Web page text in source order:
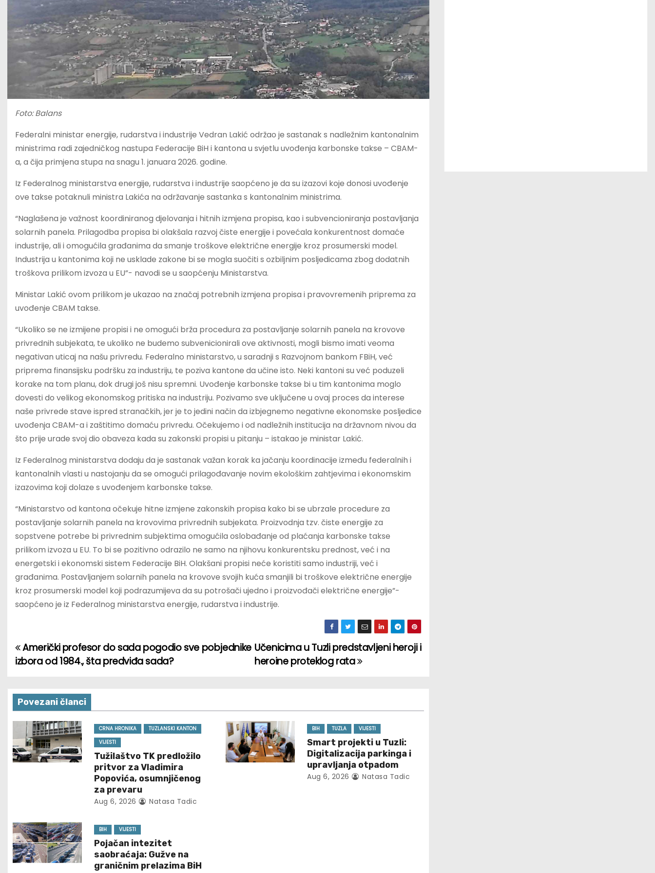
Foto: Balans
Federalni ministar energije, rudarstva i industrije Vedran Lakić održao je sastanak s nadležnim kantonalnim
ministrima radi zajedničkog nastupa Federacije BiH i kantona u svjetlu uvođenja karbonske takse – CBAM-
a, a čija primjena stupa na snagu 1. januara 2026. godine.
Iz Federalnog ministarstva energije, rudarstva i industrije saopćeno je da su izazovi koje donosi uvođenje
ove takse potaknuli ministra Lakića na održavanje sastanka s kantonalnim ministrima.
“Naglašena je važnost koordiniranog djelovanja i hitnih izmjena propisa, kao i subvencioniranja postavljanja
solarnih panela. Prilagodba propisa bi olakšala razvoj čiste energije i povećala konkurentnost domaće
industrije, ali i omogućila građanima da smanje troškove električne energije kroz prosumerski model.
Industrija u kantonima koji ne usklade zakone bi se mogla suočiti s ozbiljnim posljedicama zbog dodatnih
troškova prilikom izvoza u EU”- navodi se u saopćenju Ministarstva.
Ministar Lakić ovom prilikom je ukazao na značaj potrebnih izmjena propisa i pravovremenih priprema za
uvođenje CBAM takse.
“Ukoliko se ne izmijene propisi i ne omogući brža procedura za postavljanje solarnih panela na krovove
privrednih subjekata, te ukoliko ne budemo subvenicionirali ove aktivnosti, mogli bismo imati veoma
negativan uticaj na našu privredu. Federalno ministarstvo, u saradnji s Razvojnom bankom FBiH, već
priprema finansijsku podršku za industriju, te poziva kantone da učine isto. Neki kantoni su već poduzeli
korake na tom planu, dok drugi još nisu spremni. Uvođenje karbonske takse bi u tim kantonima moglo
dovesti do velikog ekonomskog pritiska na industriju. Pozivamo sve uključene u ovaj proces da interese
naše privrede stave ispred stranačkih, jer je to jedini način da izbjegnemo negativne ekonomske posljedice
uvođenja CBAM-a i zaštitimo domaću privredu. Očekujemo i od nadležnih institucija na državnom nivou da
što prije urade svoj dio obaveza kada su zakonski propisi u pitanju – istakao je ministar Lakić.
Iz Federalnog ministarstva dodaju da je sastanak važan korak ka jačanju koordinacije između federalnih i
kantonalnih vlasti u nastojanju da se omogući prilagođavanje novim ekološkim zahtjevima i ekonomskim
izazovima koji dolaze s uvođenjem karbonske takse.
“Ministarstvo od kantona očekuje hitne izmjene zakonskih propisa kako bi se ubrzale procedure za
postavljanje solarnih panela na krovovima privrednih subjekata. Proizvodnja tzv. čiste energije za
sopstvene potrebe bi privrednim subjektima omogućila oslobađanje od plaćanja karbonske takse
prilikom izvoza u EU. To bi se pozitivno odrazilo ne samo na njihovu konkurentsku prednost, već i na
energetski i ekonomski sistem Federacije BiH. Olakšani propisi neće koristiti samo industriji, već i
građanima. Postavljanjem solarnih panela na krovove svojih kuća smanjili bi troškove električne energije
kroz prosumerski model koji podrazumijeva da su potrošači ujedno i proizvođači električne energije”-
saopćeno je iz Federalnog ministarstva energije, rudarstva i industrije.
P
s
t
n
a
a
t
Učenicima u Tuzli predstavljeni heroji i
heroine proteklog rata
Američki profesor do sada pogodio sve pobjednike
izbora od 1984., šta predviđa sada?
Povezani članci
CRNA HRONIKA
TUZLANSKI KANTON
VIJESTI
Tužilaštvo TK predložilo
pritvor za Vladimira
Popovića, osumnjičenog
za prevaru
Aug 6, 2026 Natasa Tadic
BIH TUZLA VIJESTI
Smart projekti u Tuzli:
Digitalizacija parkinga i
upravljanja otpadom
Aug 6, 2026 Natasa Tadic
BIH VIJESTI
Pojačan intezitet
saobraćaja: Gužve na
graničnim prelazima BiH